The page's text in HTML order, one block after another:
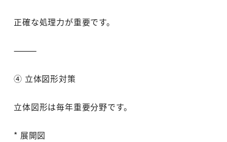
正確な処理力が重要です。
⸻
④ 立体図形対策
立体図形は毎年重要分野です。
* 展開図